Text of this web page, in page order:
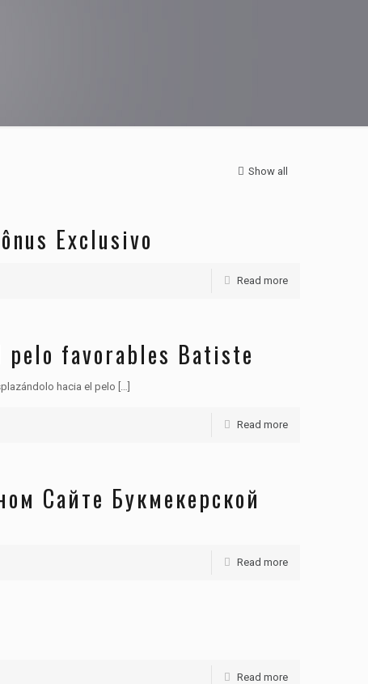
Show all
Exclusivo
Read more
pelo favorables Batiste
hacia el pelo […]
Read more
Сайте Букмекерской
Read more
Read more